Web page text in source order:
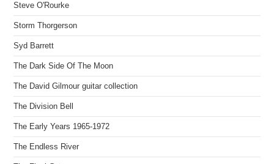
Steve O'Rourke
Storm Thorgerson
Syd Barrett
The Dark Side Of The Moon
The David Gilmour guitar collection
The Division Bell
The Early Years 1965-1972
The Endless River